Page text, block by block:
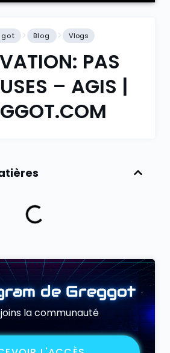
Blog Vlogs
PAS
– AGIS |
de Greggot
la communauté